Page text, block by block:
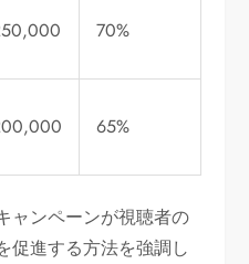
70%
65%
ャンペーンが視聴者の
促進する方法を強調し